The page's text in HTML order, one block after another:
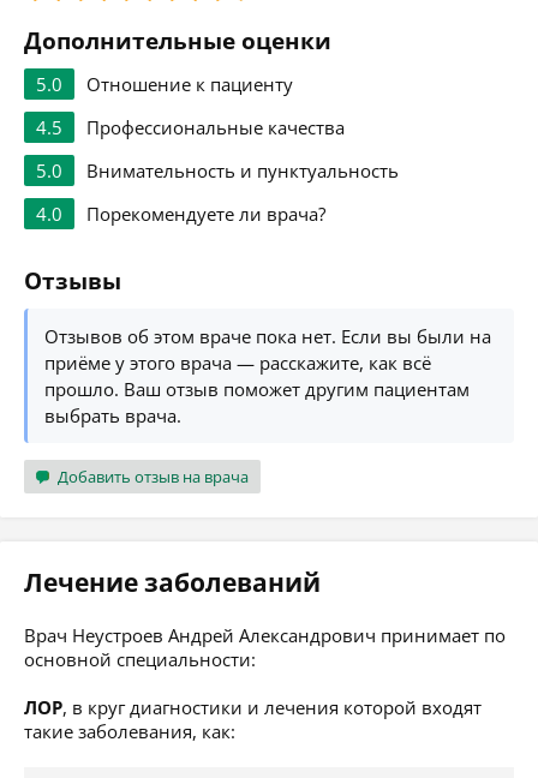
Дополнительные оценки
5.0
Отношение к пациенту
4.5
Профессиональные качества
5.0
Внимательность и пунктуальность
4.0
Порекомендуете ли врача?
Отзывы
Отзывов об этом враче пока нет. Если вы были на
приёме у этого врача — расскажите, как всё
прошло. Ваш отзыв поможет другим пациентам
выбрать врача.
Добавить отзыв на врача
Лечение заболеваний
Врач Неустроев Андрей Александрович принимает по
основной специальности:
ЛОР, в круг диагностики и лечения которой входят
такие заболевания, как: